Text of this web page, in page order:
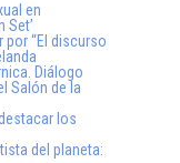
en
Set’
por “El discurso
Diálogo
Salón de la
los
del planeta: